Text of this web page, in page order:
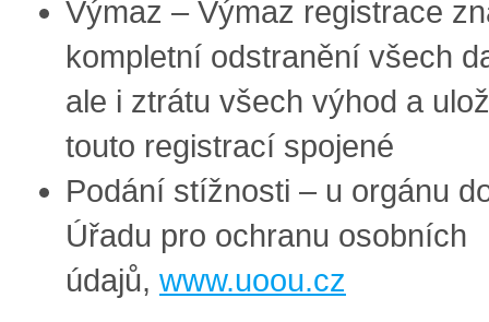
Výmaz – Výmaz registrace
kompletní odstranění všech
ale i ztrátu všech výhod a
touto registrací spojené
Podání stížnosti – u orgánu
Úřadu pro ochranu osobních
údajů, www.uoou.cz